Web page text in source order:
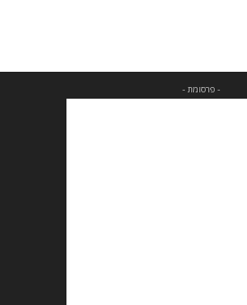
- פרסומת -